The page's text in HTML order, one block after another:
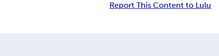
Report This Content to Lulu